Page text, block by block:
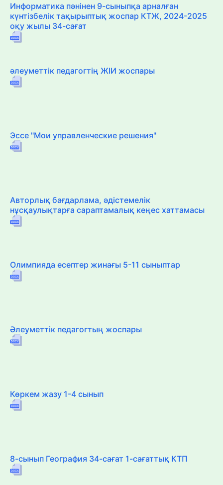
Информатика пәнінен 9-сыныпқа арналған
күнтізбелік тақырыптық жоспар КТЖ, 2024-2025
оқу жылы 34-сағат
әлеуметтік педагогтің ЖІИ жоспары
Эссе "Мои управленческие решения"
Авторлық бағдарлама, әдістемелік
нұсқаулықтарға сараптамалық кеңес хаттамасы
Олимпияда есептер жинағы 5-11 сыныптар
Әлеуметтік педагогтың жоспары
Көркем жазу 1-4 сынып
8-сынып География 34-сағат 1-сағаттық КТП